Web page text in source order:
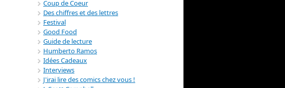
Coup de Coeur
Des chiffres et des lettres
Festival
Good Food
Guide de lecture
Humberto Ramos
Idées Cadeaux
Interviews
J'irai lire des comics chez vous !